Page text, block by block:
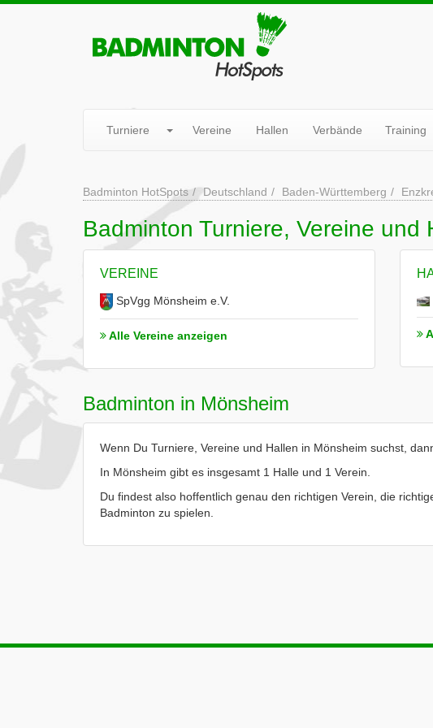
Turniere Vereine Hallen Verbände Training
Badminton HotSpots Deutschland Baden-Württemberg
Badminton Turniere, Vereine und
VEREINE
SpVgg Mönsheim e.V.
Alle Vereine anzeigen
Badminton in Mönsheim
Wenn Du Turniere, Vereine und Hallen in Mönsheim suchst,
In Mönsheim gibt es insgesamt 1 Halle und 1 Verein.
Du findest also hoffentlich genau den richtigen Verein, die
Badminton zu spielen.